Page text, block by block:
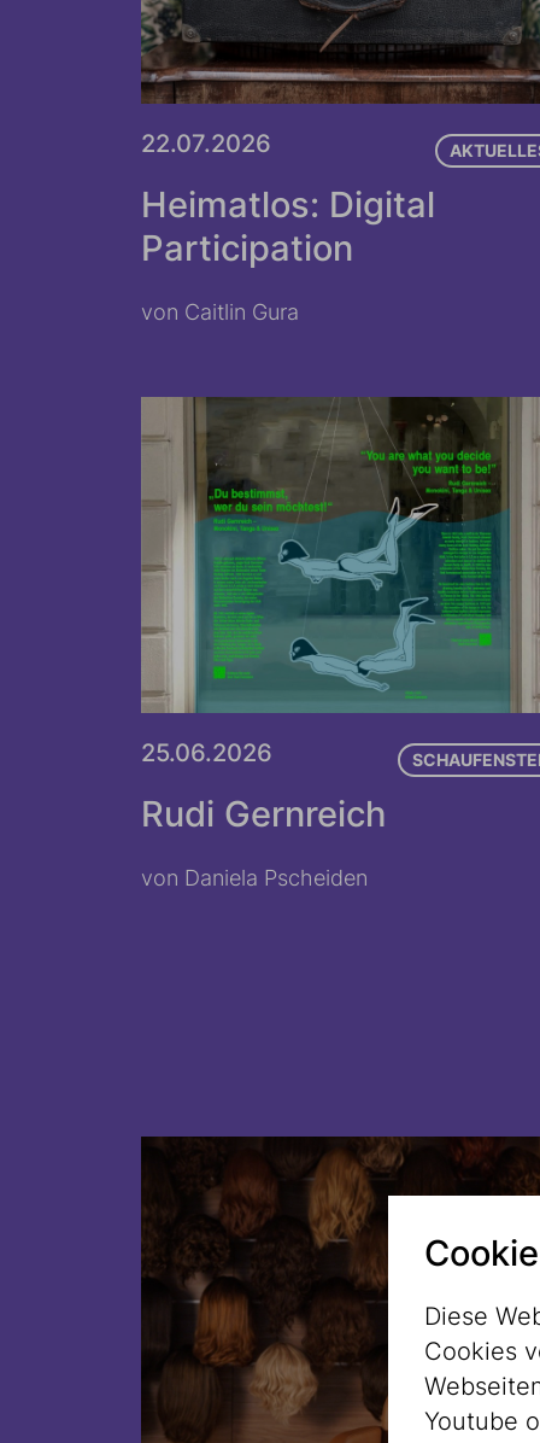
22.07.2026
Heimatlos: Digital
Participation
von Caitlin Gura
25.06.2026
Rudi Gernreich
von Daniela Pscheiden
Diese
Cookies
Youtube